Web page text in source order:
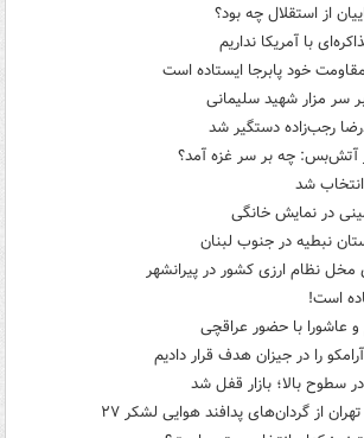
از استقلال چه بود؟
با آمریکا نداریم
خود پابرجا ایستاده است
سر مزار شهید سلیمانی
رجب‌زاده دستگیر شد
انتخاب شد
در نمایش خانگی
نبطیه در جنوب لبنان
نظام ارزی کشور در پیرانشهر
است!
عاشورا با حضور عراقچی
را در جیزان هدف قرار دادیم
سطوح بالا؛ بازار قفل شد
از گردان‌های پدافند هوایی لشکر ۲۷